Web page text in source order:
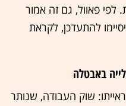
פאוול, גם זה אמור
להתעדכן, לקראת
באבטלה
שוק העבודה, שנותר